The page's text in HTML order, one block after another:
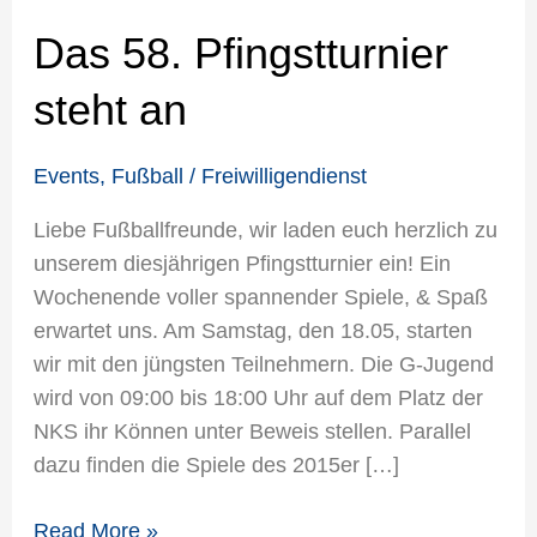
Das 58. Pfingstturnier
steht an
Events, Fußball / Freiwilligendienst
Liebe Fußballfreunde, wir laden euch herzlich zu
unserem diesjährigen Pfingstturnier ein! Ein
Wochenende voller spannender Spiele, & Spaß
erwartet uns. Am Samstag, den 18.05, starten
wir mit den jüngsten Teilnehmern. Die G-Jugend
wird von 09:00 bis 18:00 Uhr auf dem Platz der
NKS ihr Können unter Beweis stellen. Parallel
dazu finden die Spiele des 2015er […]
Pfingstturnier
steht
an
Read More »